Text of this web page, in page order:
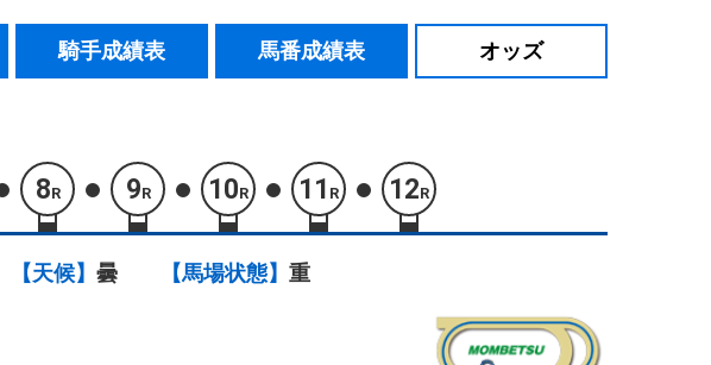
騎手成績表 馬番成績表 オッズ
8R 9R 10R 11 R 12R
【天候】 曇 【馬場状態】 重